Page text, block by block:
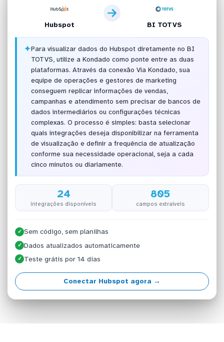
Hubspot BI TOTVS
✦Para visualizar dados do Hubspot diretamente no BI
TOTVS, utilize a Kondado como ponte entre as duas
plataformas. Através da conexão Via Kondado, sua
equipe de operações e gestores de marketing
conseguem replicar informações de vendas,
campanhas e atendimento sem precisar de bancos de
dados intermediários ou configurações técnicas
complexas. O processo é simples: basta selecionar
quais integrações deseja disponibilizar na ferramenta
de visualização e definir a frequência de atualização
conforme sua necessidade operacional, seja a cada
cinco minutos ou diariamente.
24
integrações disponíveis
805
campos extraíveis
✓ Sem código, sem planilhas
✓ Dados atualizados automaticamente
✓ Teste grátis por 14 dias
Conectar Hubspot agora →